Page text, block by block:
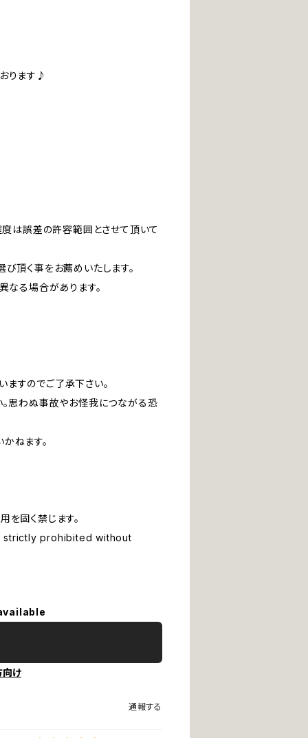
ります♪
度は誤差の許容範囲とさせて頂いて
頂く事をお薦めいたします。
なる場合があります。
すのでご了承下さい。
。思わぬ事故やお怪我につながる恐
ねます。
固く禁じます。
prohibited without
向け
通報する